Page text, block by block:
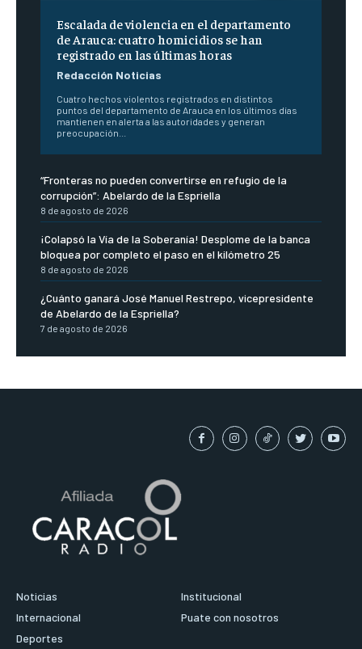
Escalada de violencia en el departamento
de Arauca: cuatro homicidios se han
registrado en las últimas horas
Redacción Noticias
Cuatro hechos violentos registrados en distintos
puntos del departamento de Arauca en los últimos días
mantienen en alerta a las autoridades y generan
preocupación...
“Fronteras no pueden convertirse en refugio de la
corrupción”: Abelardo de la Espriella
8 de agosto de 2026
¡Colapsó la Vía de la Soberanía! Desplome de la banca
bloquea por completo el paso en el kilómetro 25
8 de agosto de 2026
¿Cuánto ganará José Manuel Restrepo, vicepresidente
de Abelardo de la Espriella?
7 de agosto de 2026
Noticias
Internacional
Deportes
Institucional
Puate con nosotros